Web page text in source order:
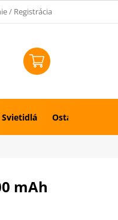
/ Registrácia
Svietidlá Ostatné
mAh